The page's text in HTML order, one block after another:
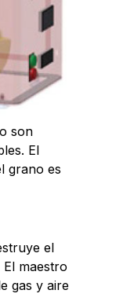
son
El
grano es
el
maestro
gas y aire